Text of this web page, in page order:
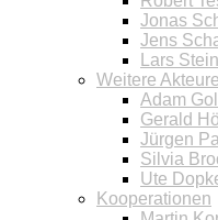
Jonas
Jens
Lars
Weitere Akteure
Adam
Gerald
Jürgen
Silvia
Ute
Kooperationen